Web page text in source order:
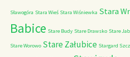
Sławogóra Stara Wieś Stara Wiśniewka Stara
Babice Stare Budy Stare Drawsko Stare
Stare Worowo Stare Załubice Stargard